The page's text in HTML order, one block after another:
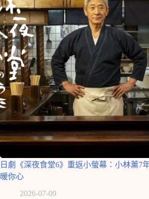
日劇《深夜食堂6》重返小螢幕：小林薰7
暖你心
2026-07-09